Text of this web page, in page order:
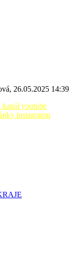
26.05.2025 14:39